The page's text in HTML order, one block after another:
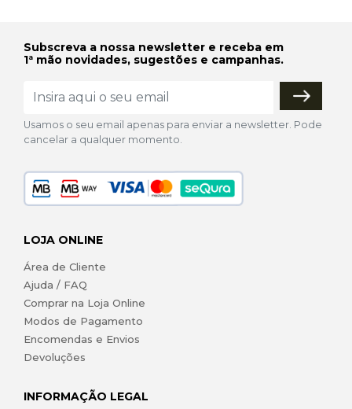
Subscreva a nossa newsletter e receba em
1ª mão novidades, sugestões e campanhas.
Usamos o seu email apenas para enviar a newsletter. Pode
cancelar a qualquer momento.
LOJA ONLINE
Área de Cliente
Ajuda / FAQ
Comprar na Loja Online
Modos de Pagamento
Encomendas e Envios
Devoluções
INFORMAÇÃO LEGAL